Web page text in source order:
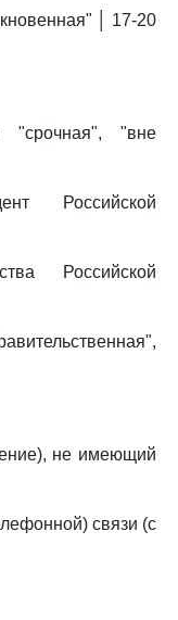
│ 17-20
"срочная", "вне
Российской
Российской
не имеющий
связи (с